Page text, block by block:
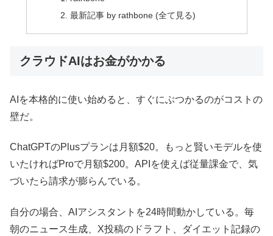
最新記事 by rathbone (全て見る)
クラウドAIはお金がかかる
AIを本格的に使い始めると、すぐにぶつかるのがコストの
壁だ。
ChatGPTのPlusプランは月額$20。もっと賢いモデルを使
いたければProで月額$200。APIを使えば従量課金で、気
づいたら請求が膨らんでいる。
自分の場合、AIアシスタントを24時間動かしている。毎
朝のニュース生成、X投稿のドラフト、ダイエット記録の